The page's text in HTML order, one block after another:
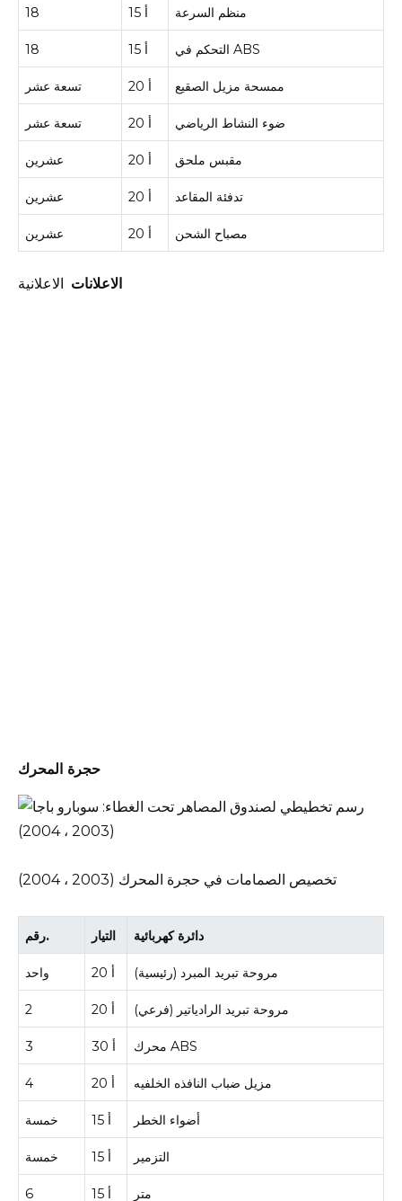
18 15 أ منظم السرعة
18 15 أ التحكم في ABS
تسعة عشر 20 أ ممسحة مزيل الصقيع
تسعة عشر 20 أ ضوء النشاط الرياضي
عشرين 20 أ مقبس ملحق
عشرين 20 أ تدفئة المقاعد
عشرين 20 أ مصباح الشحن
الاعلانات الاعلانية
حجرة المحرك
تخصيص الصمامات في حجرة المحرك (2003 ، 2004)
رقم. التيار دائرة كهربائية
واحد 20 أ مروحة تبريد المبرد (رئيسية)
2 20 أ مروحة تبريد الرادياتير (فرعي)
3 30 أ محرك ABS
4 20 أ مزيل ضباب النافذه الخلفيه
خمسة 15 أ أضواء الخطر
خمسة 15 أ التزمير
6 15 أ متر